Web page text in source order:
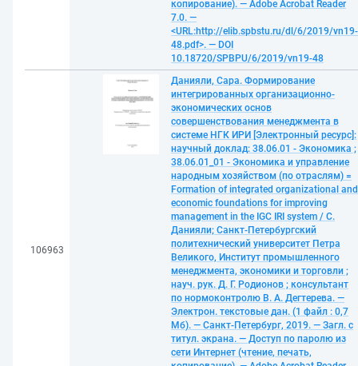
копирование). — Adobe Acrobat Reader
7.0. —
<URL:http://elib.spbstu.ru/dl/6/2019/vn19-
48.pdf>. — DOI
10.18720/SPBPU/6/2019/vn19-48
106963
Данияли, Сара. Формирование
интегрированных организационно-
экономических основ
совершенствования менеджмента в
системе НГК ИРИ [Электронный ресурс]:
научный доклад: 38.06.01 - Экономика ;
38.06.01_01 - Экономика и управление
народным хозяйством (по отраслям) =
Formation of integrated organizational and
economic foundations for improving
management in the IGC IRI system / С.
Данияли; Санкт-Петербургский
политехнический университет Петра
Великого, Институт промышленного
менеджмента, экономики и торговли ;
науч. рук. Д. Г. Родионов ; консультант
по нормоконтролю В. А. Дегтерева. —
Электрон. текстовые дан. (1 файл : 0,7
Мб). — Санкт-Петербург, 2019. — Загл. с
титул. экрана. — Доступ по паролю из
сети Интернет (чтение, печать,